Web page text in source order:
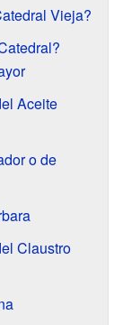
Vieja?
Aceite
o de
Claustro